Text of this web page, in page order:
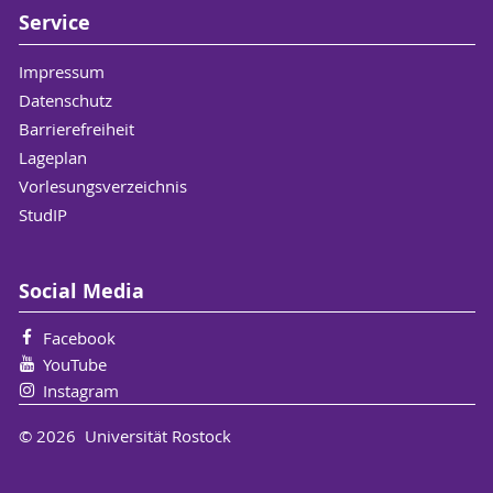
09/2018-
06/2019
berufsbegleitende
Jungenarbeit Schleswig-Holstein
07/2019
Josef in Bad Oldesloe Betreuung
Intensivbetreuung eines 9 und
14 jährigen Jungen, Dienst in
Service
Impressum
Datenschutz
Barrierefreiheit
Lageplan
Vorlesungsverzeichnis
StudIP
Social Media
Facebook
YouTube
Instagram
© 2026 Universität Rostock